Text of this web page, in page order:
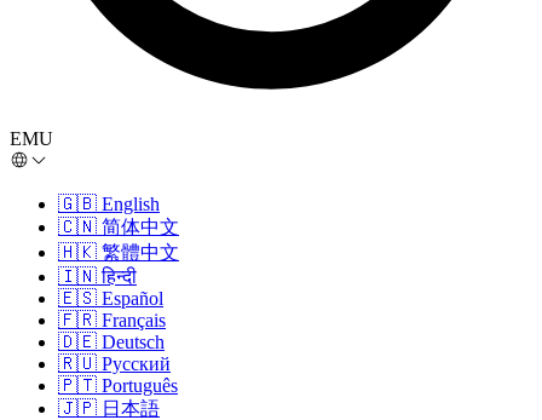
EMU
🇬🇧 English
🇨🇳 简体中文
🇭🇰 繁體中文
🇮🇳 हिन्दी
🇪🇸 Español
🇫🇷 Français
🇩🇪 Deutsch
🇷🇺 Русский
🇵🇹 Português
🇯🇵 日本語